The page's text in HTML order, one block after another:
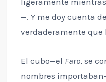
—. Y me doy cuenta
verdaderamente que
El cubo—el Faro, se
nombres